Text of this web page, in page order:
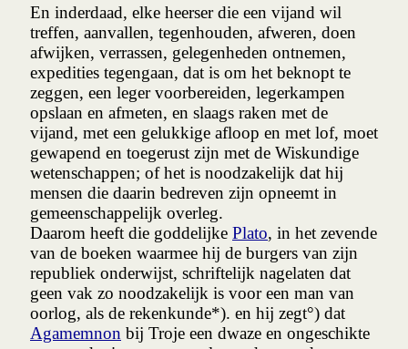
En inderdaad, elke heerser die een vijand wil
treffen, aanvallen, tegenhouden, afweren, doen
afwijken, verrassen, gelegenheden ontnemen,
expedities tegengaan, dat is om het beknopt te
zeggen, een leger voorbereiden, legerkampen
opslaan en afmeten, en slaags raken met de
vijand, met een gelukkige afloop en met lof, moet
gewapend en toegerust zijn met de Wiskundige
wetenschappen; of het is noodzakelijk dat hij
mensen die daarin bedreven zijn opneemt in
gemeen­schappelijk overleg.
Daarom heeft die goddelijke Plato, in het zevende
van de boeken waarmee hij de burgers van zijn
republiek onderwijst, schriftelijk nagelaten dat
geen vak zo noodzakelijk is voor een man van
oorlog, als de rekenkunde*). en hij zegt°) dat
Agamemnon bij Troje een dwaze en ongeschikte